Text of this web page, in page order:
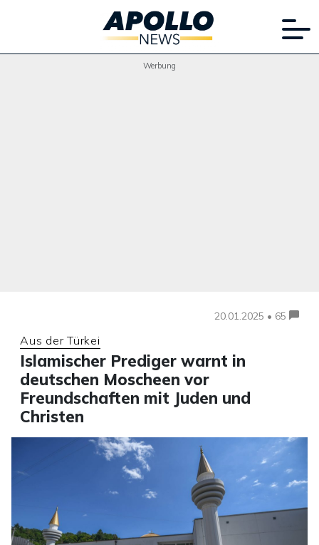
Werbung
20.01.2025 • 65
Aus der Türkei
Islamischer Prediger warnt in
deutschen Moscheen vor
Freundschaften mit Juden und
Christen